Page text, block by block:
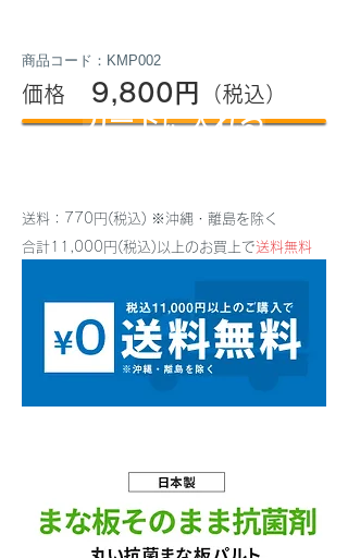
商品コード：KMP002
価格 9,800円 （税込）
カートに入れる
送料：770円(税込) ※沖縄・離島を除く
合計11,000円(税込)以上のお買上で送料無料